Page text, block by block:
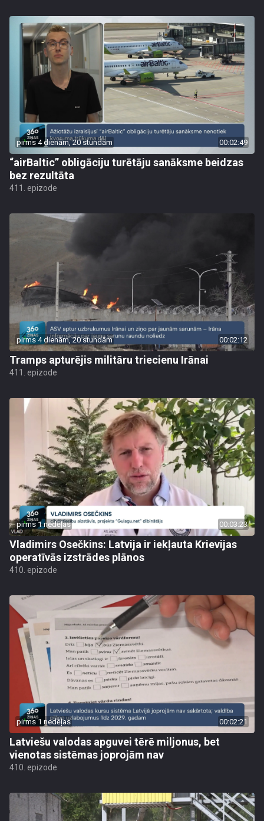
pirms 4 dienām, 20 stundām 00:02:49
“airBaltic” obligāciju turētāju sanāksme beidzas
bez rezultāta
411. epizode
pirms 4 dienām, 20 stundām 00:02:12
Tramps apturējis militāru triecienu Irānai
411. epizode
pirms 1 nedēļas 00:03:23
Vladimirs Osečkins: Latvija ir iekļauta Krievijas
operatīvās izstrādes plānos
410. epizode
pirms 1 nedēļas 00:02:21
Latviešu valodas apguvei tērē miljonus, bet
vienotas sistēmas joprojām nav
410. epizode